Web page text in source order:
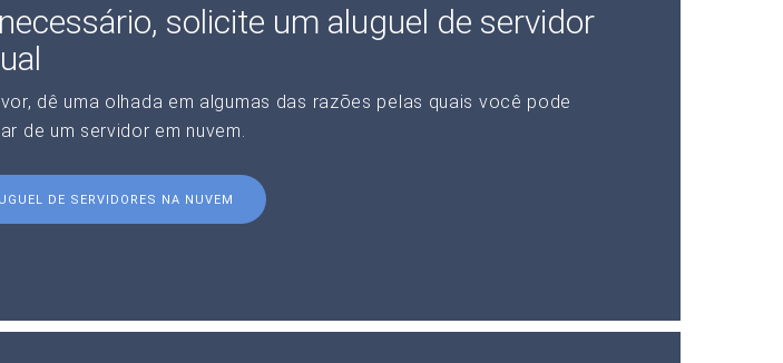
solicite um aluguel de servidor
dê uma olhada em algumas das razões pelas quais você pode
de um servidor em nuvem.
DE SERVIDORES NA NUVEM